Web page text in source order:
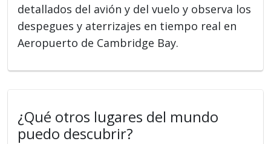
detallados del avión y del vuelo y observa los
despegues y aterrizajes en tiempo real en
Aeropuerto de Cambridge Bay.
¿Qué otros lugares del mundo
puedo descubrir?